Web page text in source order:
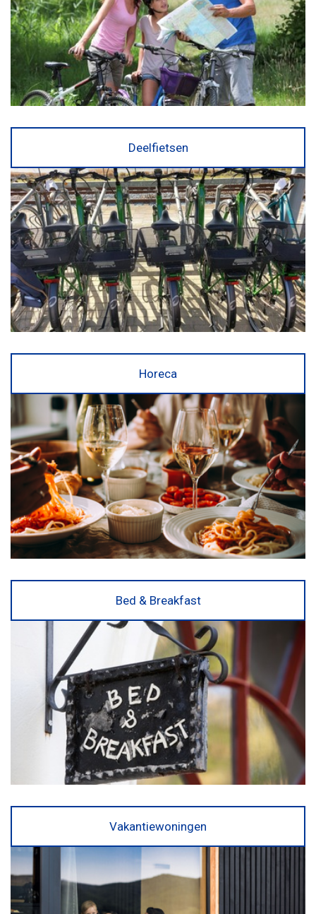
Deelfietsen
Horeca
Bed & Breakfast
Vakantiewoningen